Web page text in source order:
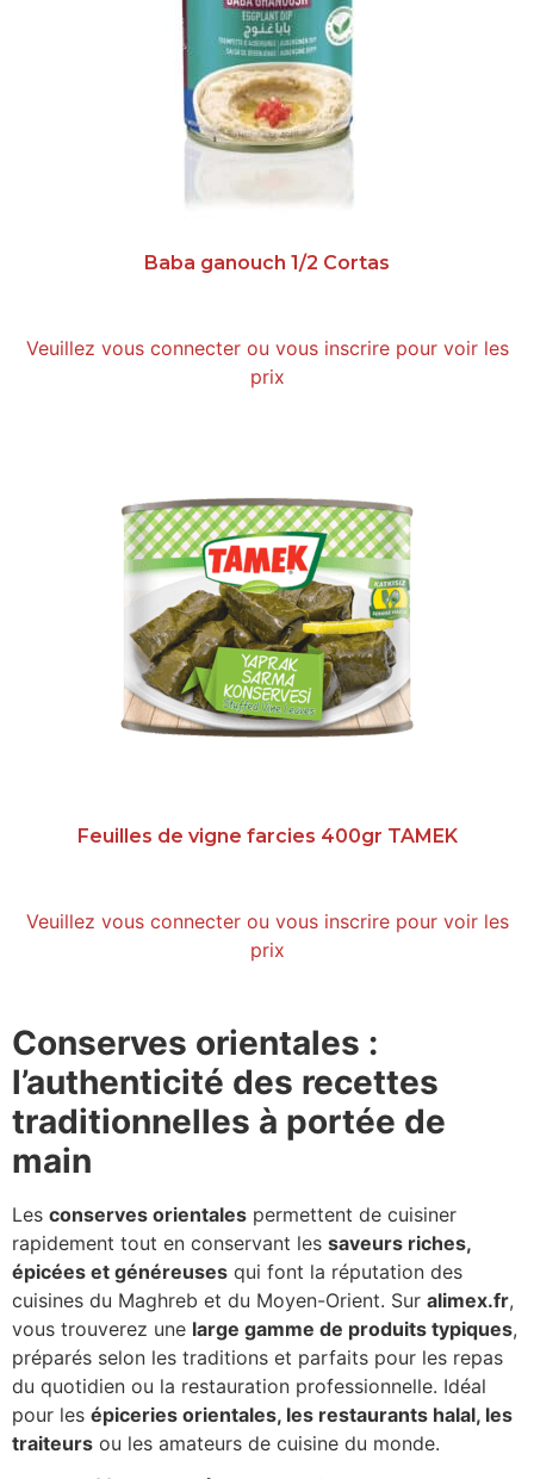
Baba ganouch 1/2 Cortas
Veuillez vous connecter ou vous inscrire pour voir les
prix
Feuilles de vigne farcies 400gr TAMEK
Veuillez vous connecter ou vous inscrire pour voir les
prix
Conserves orientales :
l’authenticité des recettes
traditionnelles à portée de
main
Les conserves orientales permettent de cuisiner
rapidement tout en conservant les saveurs riches,
épicées et généreuses qui font la réputation des
cuisines du Maghreb et du Moyen-Orient. Sur alimex.fr,
vous trouverez une large gamme de produits typiques,
préparés selon les traditions et parfaits pour les repas
du quotidien ou la restauration professionnelle. Idéal
pour les épiceries orientales, les restaurants halal, les
traiteurs ou les amateurs de cuisine du monde.